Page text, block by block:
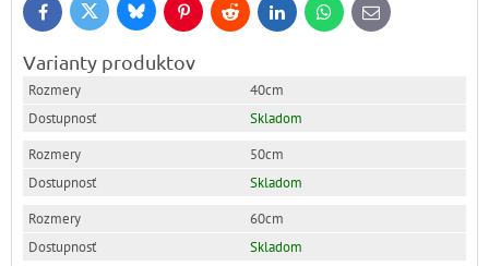
FacebookTwitter BlueskyPinterestReddit LinkedInWhatsApp
E-
mail
Varianty produktov
40cm
Skladom
50cm
Skladom
60cm
Skladom